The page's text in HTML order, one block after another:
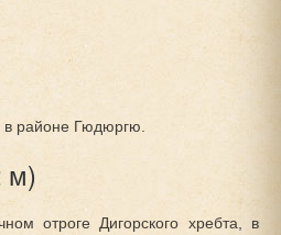
районе Гюдюргю.
м)
отроге Дигорского хребта, в